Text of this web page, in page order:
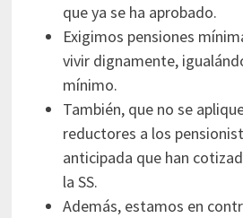
que ya se ha aprobado.
Exigimos pensiones
vivir dignamente,
mínimo.
También, que no se
reductores a los
anticipada que han
la SS.
Además, estamos en